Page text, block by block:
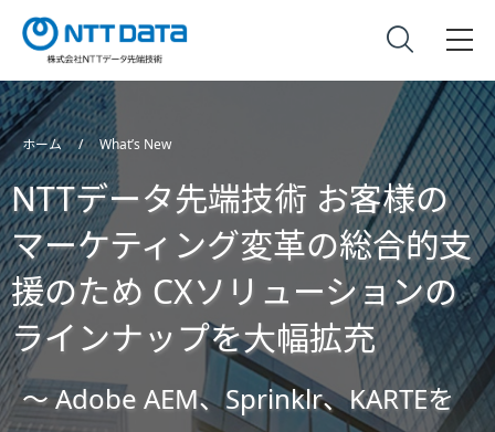
ホーム What’s New
NTTデータ先端技術 お客様の
マーケティング変革の総合的支
援のため CXソリューションの
ラインナップを大幅拡充
〜 Adobe AEM、Sprinklr、KARTEを